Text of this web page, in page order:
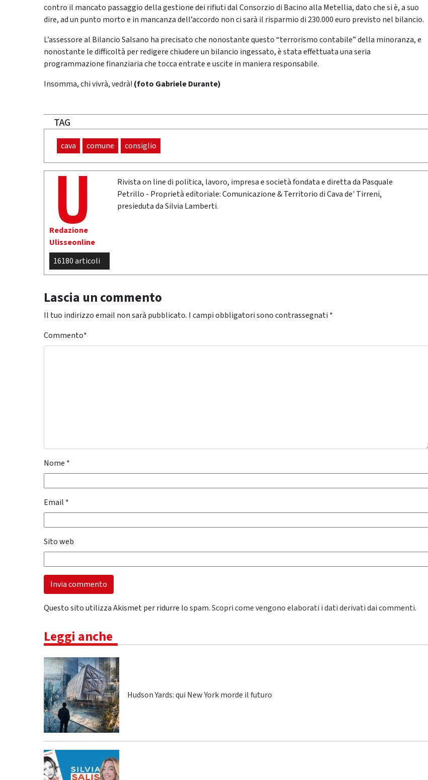
contro il mancato passaggio della gestione dei rifiuti dal Consorzio di Bacino alla Metellia, dato che si è, a suo
dire, ad un punto morto e in mancanza dell’accordo non ci sarà il risparmio di 230.000 euro previsto nel bilancio.
L’assessore al Bilancio Salsano ha precisato che nonostante questo “terrorismo contabile” della minoranza, e
nonostante le difficoltà per redigere chiudere un bilancio ingessato, è stata effettuata una seria
programmazione finanziaria che tocca entrate e uscite in maniera responsabile.
Insomma, chi vivrà, vedrà! (foto Gabriele Durante)
TAG
cava comune consiglio
Redazione
Ulisseonline
16180 articoli
Rivista on line di politica, lavoro, impresa e società fondata e diretta da Pasquale
Petrillo - Proprietà editoriale: Comunicazione & Territorio di Cava de' Tirreni,
presieduta da Silvia Lamberti.
Lascia un commento
Il tuo indirizzo email non sarà pubblicato. I campi obbligatori sono contrassegnati *
Commento*
Nome *
Email *
Sito web
Questo sito utilizza Akismet per ridurre lo spam.Scopri come vengono elaborati i dati derivati dai commenti.
Leggi anche
Hudson Yards: qui New York morde il futuro